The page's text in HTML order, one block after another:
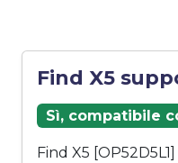
Find X5
Sì, compatibile
Find X5